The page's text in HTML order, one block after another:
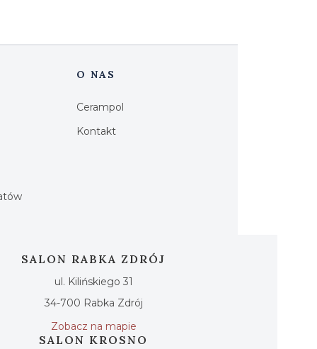
O NAS
Cerampol
Kontakt
SALON RABKA ZDRÓJ
ul. Kilińskiego 31
34-700 Rabka Zdrój
Zobacz na mapie
SALON KROSNO